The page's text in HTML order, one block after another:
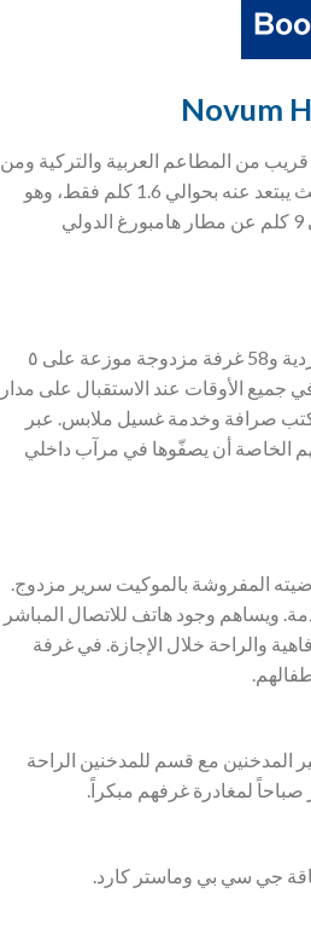
من شارع العرب من فئة 3 نجوم وبالتالي فهو قريب من المطاعم العربية والتركية ومن
المقاهي والمحلات التجارية العربية، وقريب أيضاً من شارع التسوق والمشاة نوير فال بحيث يبتعد عنه بحوالي 1.6 كلم فقط، وهو
مناسب للمسافرون العرب الذين يرغبون بالسكن بالقرب من شارع العرب، ويبتعد حوالي 9 كلم عن مطار هامبورغ الدولي
في عام 1895 تم بناء فندق المدينة. يقدم هذا الفندق 89 غرفة لغير المدخنين و13 غرفة فردية و58 غرفة مزدوجة موزعة على ٥
الأوقات عند الاستقبال على مدار
صرافة وخدمة غسيل ملابس. عبر
الخاصة أن يصفّوها في مرآب داخلي
المفروشة بالموكيت سرير مزدوج.
ويساهم وجود هاتف للاتصال المباشر
والراحة خلال الإجازة. في غرفة
مع قسم للمدخنين الراحة
لمغادرة غرفهم مبكراً.
جي سي بي وماستر كارد.